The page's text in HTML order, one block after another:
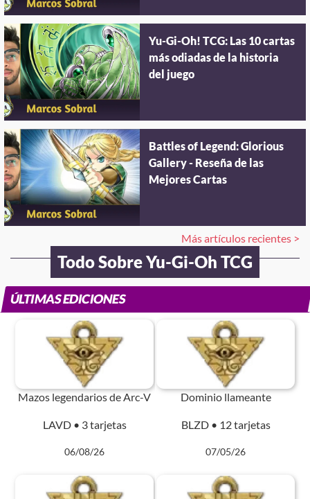
Yu-Gi-Oh! TCG: Las 10 cartas
más odiadas de la historia
del juego
Battles of Legend: Glorious
Gallery - Reseña de las
Mejores Cartas
Más artículos recientes >
Todo Sobre Yu-Gi-Oh TCG
ÚLTIMAS EDICIONES
Mazos legendarios de Arc-V
LAVD • 3 tarjetas
06/08/26
Dominio llameante
BLZD • 12 tarjetas
07/05/26